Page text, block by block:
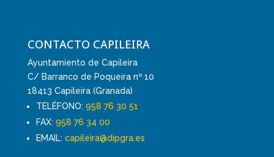
CONTACTO CAPILEIRA
Ayuntamiento de Capileira
C/ Barranco de Poqueira nº 10
18413 Capileira (Granada)
TELÉFONO: 958 76 30 51
FAX: 958 76 34 00
EMAIL: capileira@dipgra.es